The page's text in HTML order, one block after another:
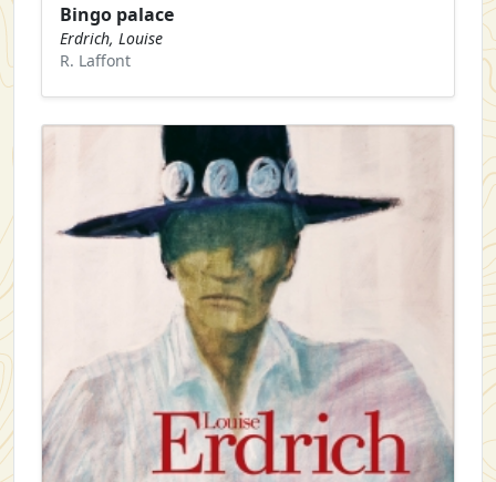
Bingo palace
Erdrich, Louise
R. Laffont